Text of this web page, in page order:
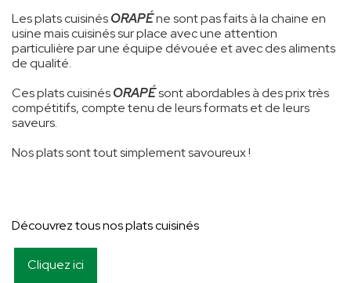
Les plats cuisinésORAPÉne sont pas faits à la chaine en
usine mais cuisinés sur place avec une attention
particulière par une équipe dévouée et avec des aliments
de qualité.
Ces plats cuisinésORAPÉsont abordables à des prix très
compétitifs, compte tenu de leurs formats et de leurs
saveurs.
Nos plats sont tout simplement savoureux !
Découvrez tous nos plats cuisinés
Cliquez ici